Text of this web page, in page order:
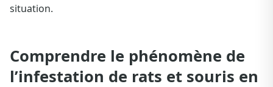
situation.
Comprendre le phénomène de
l’infestation de rats et souris en